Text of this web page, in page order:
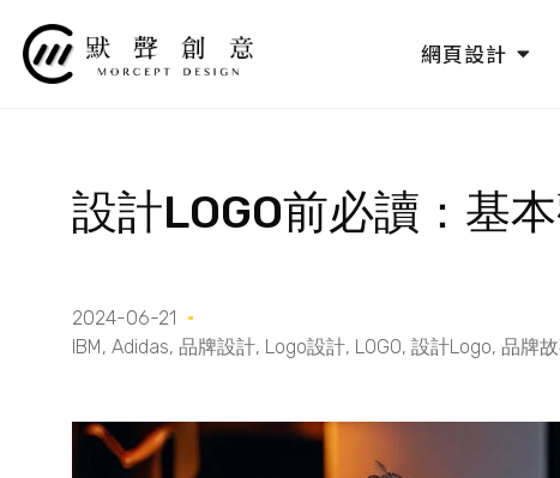
網頁設計
設計LOGO前必讀：基
2024-06-21
IBM, Adidas, 品牌設計, Logo設計, LOGO, 設計Logo, 品牌